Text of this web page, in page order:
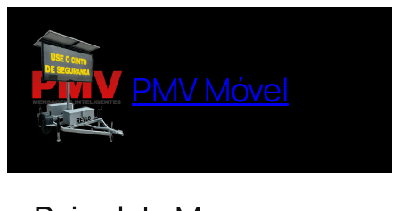
para
conteúdo
PMV Móvel